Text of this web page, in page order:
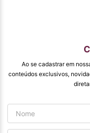
qualidade que vcs
entregam.
#
Ao se cadastrar em
conteúdos exclusivos,